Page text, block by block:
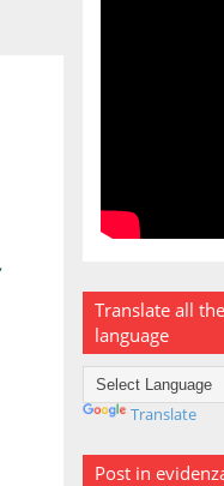
Translate all
language
Translate
Post in